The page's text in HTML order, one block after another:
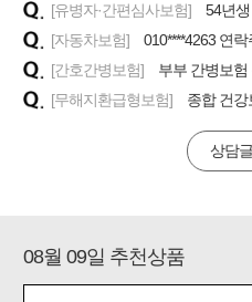
#바뀌기전
[유병자·간편심사보험]
54년
[자동차보험]
010****4263 연
[간호간병보험]
부부 간병보험
[무해지환급형보험]
종합 건
상담
08월 09일 추천상품